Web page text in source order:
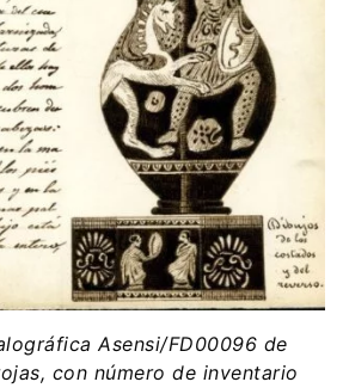
Asensi/FD00096 de
con número de inventario